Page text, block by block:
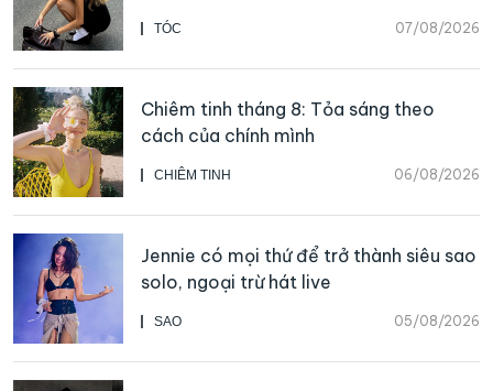
TÓC 07/08/2026
CHIÊM TINH 06/08/2026
Chiêm tinh tháng 8: Tỏa sáng theo
cách của chính mình
SAO 05/08/2026
Jennie có mọi thứ để trở thành siêu sao
solo, ngoại trừ hát live